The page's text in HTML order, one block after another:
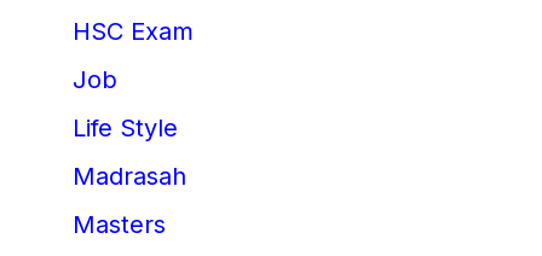
HSC Exam
Job
Life Style
Madrasah
Masters